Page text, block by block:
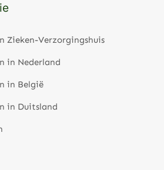
Zieken-Verzorgingshuis
in Nederland
in België
in Duitsland